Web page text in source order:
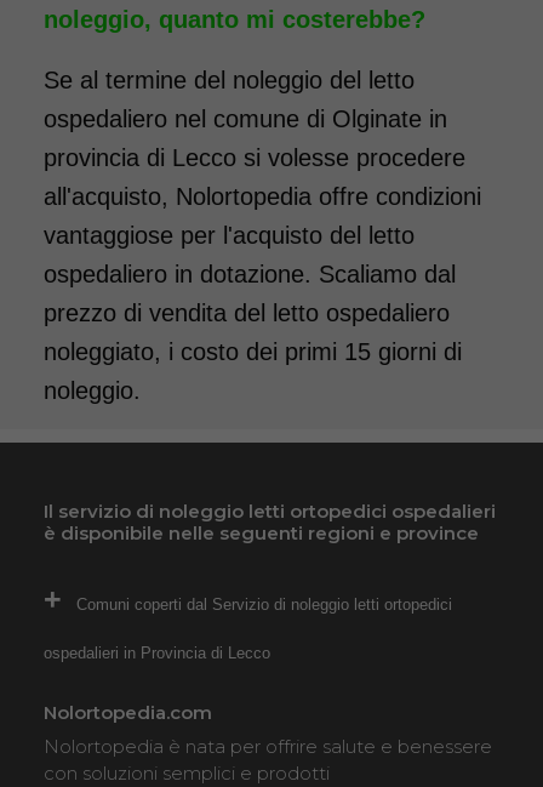
noleggio, quanto mi costerebbe?
Se al termine del noleggio del letto
ospedaliero nel comune di Olginate in
provincia di Lecco si volesse procedere
all'acquisto, Nolortopedia offre condizioni
vantaggiose per l'acquisto del letto
ospedaliero in dotazione. Scaliamo dal
prezzo di vendita del letto ospedaliero
noleggiato, i costo dei primi 15 giorni di
noleggio.
Il servizio di noleggio letti ortopedici ospedalieri
è disponibile nelle seguenti regioni e province
Comuni coperti dal Servizio di noleggio letti ortopedici
ospedalieri in Provincia di Lecco
Nolortopedia.com
Nolortopedia è nata per offrire salute e benessere
con soluzioni semplici e prodotti